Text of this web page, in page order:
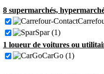
8 supermarchés,
Spar (1)
1 loueur de voitures ou
CarGo (1)